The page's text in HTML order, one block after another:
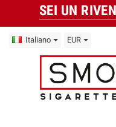
SEI UN
Italiano EUR